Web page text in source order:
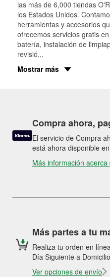
las más de 6,000 tiendas
los Estados Unidos.
herramientas y accesorios
ofrecemos servicios gratis
batería, instalación de
revisió...
Mostrar más
Compra ahora,
El servicio de Compra
está ahora disponible
Más información acerca
Más partes a tu
Realiza tu orden en
Día Siguiente a
Ver opciones de envío